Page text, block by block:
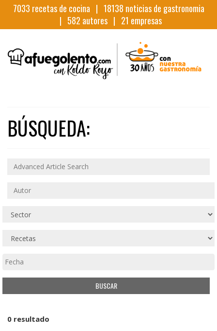
7033 recetas de cocina | 18138 noticias de gastronomia
| 582 autores | 21 empresas
BÚSQUEDA:
0 resultado